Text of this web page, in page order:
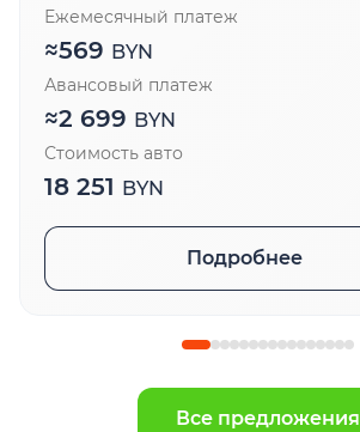
Ежемесячный платеж
≈569 BYN
Авансовый платеж
≈2 699 BYN
Стоимость авто
18 251 BYN
Подробнее
Все предложения